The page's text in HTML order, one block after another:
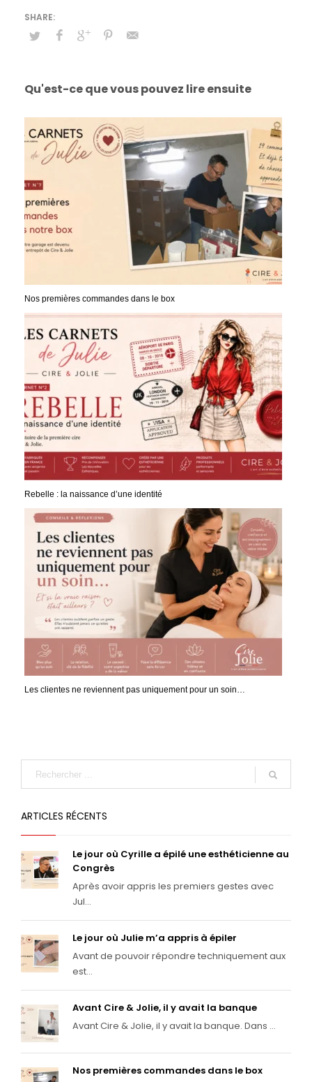
Qu'est-ce que vous pouvez lire ensuite
Nos premières commandes dans le box
Rebelle : la naissance d’une identité
Les clientes ne reviennent pas uniquement pour un soin…
ARTICLES RÉCENTS
Le jour où Cyrille a épilé une esthéticienne au
Congrès
Après avoir appris les premiers gestes avec
Jul...
Le jour où Julie m’a appris à épiler
Avant de pouvoir répondre techniquement aux
est...
Avant Cire & Jolie, il y avait la banque
Avant Cire & Jolie, il y avait la banque. Dans ...
Nos premières commandes dans le box